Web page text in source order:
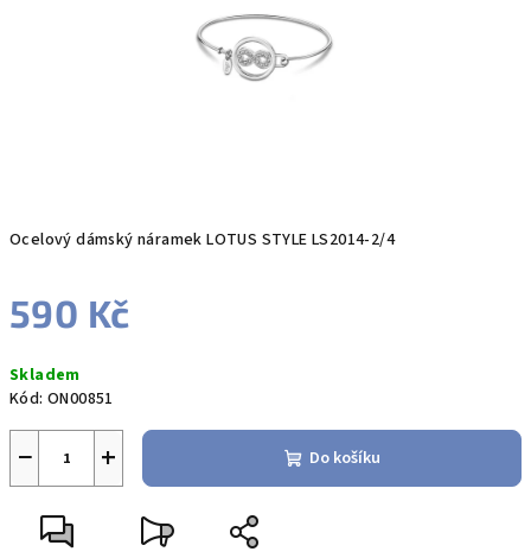
Ocelový dámský náramek LOTUS STYLE LS2014-2/4
590 Kč
cena:
Skladem
Kód: ON00851
+
− Do košíku